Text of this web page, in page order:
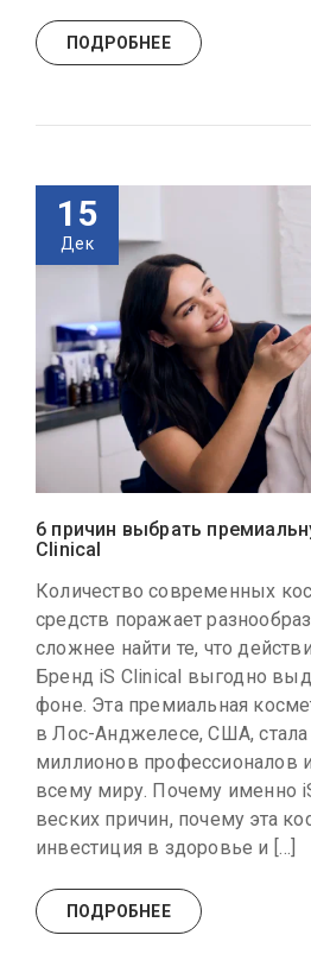
ПОДРОБНЕЕ
15
Дек
6 причин выбрать
Clinical
Количество современных
средств поражает
сложнее найти те, что
Бренд iS Clinical выгодно
фоне. Эта премиальная
в Лос-Анджелесе, США,
миллионов профессионалов
всему миру. Почему именно
веских причин, почему эта
инвестиция в здоровье и […]
ПОДРОБНЕЕ